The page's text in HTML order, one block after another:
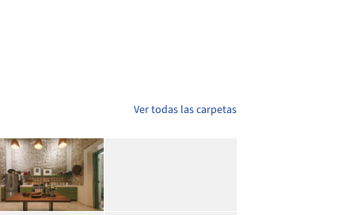
Ver todas las carpetas